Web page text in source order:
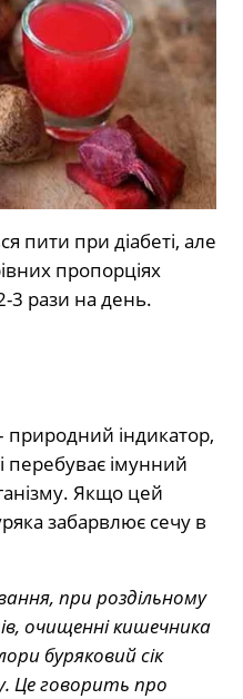
пити при діабеті, але
пропорціях
3 рази на день.
природний індикатор,
перебуває імунний
Якщо цей
забарвлює сечу в
при роздільному
очищенні кишечника
буряковий сік
Це говорить про